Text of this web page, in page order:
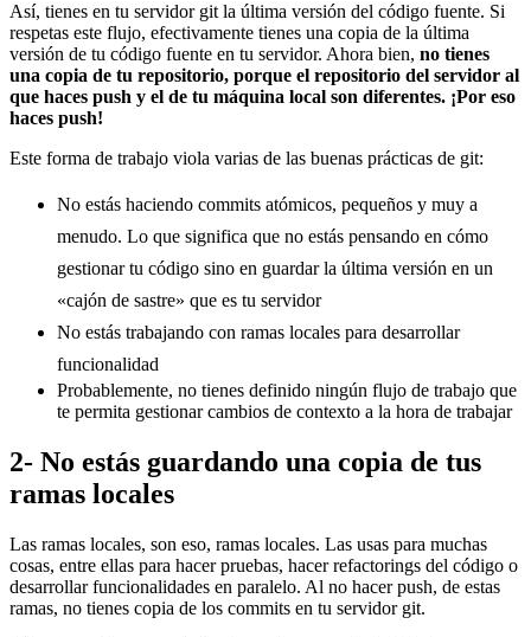
Así, tienes en tu servidor git la última versión del código fuente. Si
respetas este flujo, efectivamente tienes una copia de la última
versión de tu código fuente en tu servidor. Ahora bien, no tienes
una copia de tu repositorio, porque el repositorio del servidor al
que haces push y el de tu máquina local son diferentes. ¡Por eso
haces push!
Este forma de trabajo viola varias de las buenas prácticas de git:
No estás haciendo commits atómicos, pequeños y muy a
menudo. Lo que significa que no estás pensando en cómo
gestionar tu código sino en guardar la última versión en un
«cajón de sastre» que es tu servidor
No estás trabajando con ramas locales para desarrollar
funcionalidad
Probablemente, no tienes definido ningún flujo de trabajo que
te permita gestionar cambios de contexto a la hora de trabajar
2- No estás guardando una copia de tus
ramas locales
Las ramas locales, son eso, ramas locales. Las usas para muchas
cosas, entre ellas para hacer pruebas, hacer refactorings del código o
desarrollar funcionalidades en paralelo. Al no hacer push, de estas
ramas, no tienes copia de los commits en tu servidor git.